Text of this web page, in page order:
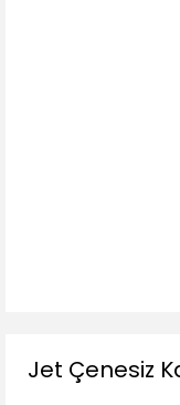
Jet Çenesiz